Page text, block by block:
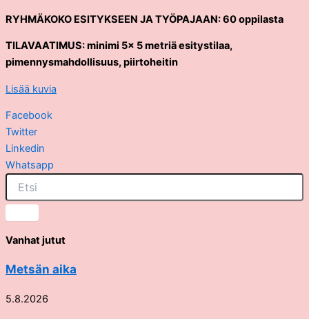
RYHMÄKOKO ESITYKSEEN JA TYÖPAJAAN: 60 oppilasta
TILAVAATIMUS: minimi 5x 5 metriä esitystilaa,
pimennysmahdollisuus, piirtoheitin
Lisää kuvia
Facebook
Twitter
Linkedin
Whatsapp
Vanhat jutut
Metsän aika
5.8.2026